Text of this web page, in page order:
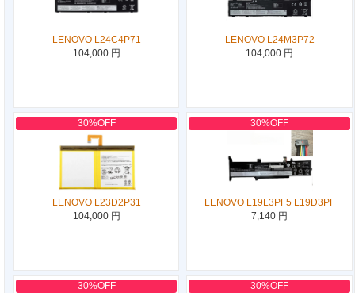
LENOVO L24C4P71
104,000 円
LENOVO L24M3P72
104,000 円
30%OFF
LENOVO L23D2P31
104,000 円
30%OFF
LENOVO L19L3PF5 L19D3PF
7,140 円
30%OFF 30%OFF